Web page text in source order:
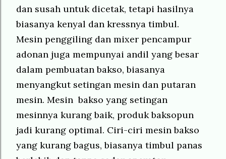
dan susah untuk dicetak, tetapi hasilnya
biasanya kenyal dan kressnya timbul.
Mesin penggiling dan mixer pencampur
adonan juga mempunyai andil yang besar
dalam pembuatan bakso, biasanya
menyangkut setingan mesin dan putaran
mesin. Mesin bakso yang setingan
mesinnya kurang baik, produk baksopun
jadi kurang optimal. Ciri-ciri mesin bakso
yang kurang bagus, biasanya timbul panas